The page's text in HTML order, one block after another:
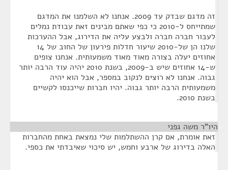
זה מדגם שבדק עד 2009. אנחנו לא השלמנו את המדגם
שמתייחס ל-2010 כי כפי שאתם מבינים זאת עבודת נמלים
לעבור חברה חברה ולבצע עליה את הדירוג, אבל ההערכות
שלנו הן של-2010 שיעור חדלות פירעון של החוב של 14
אחוזים יעלה בצורה מאוד מאוד משמעותית. אנחנו צופים
ש-14 אחוזים שיש ב-2009, בשנת 2010 יהיה עוד הרבה יותר
גבוה. אנחנו לא רוצים לנקוב במספר, אבל הוא יהיה
משמעותית הרבה יותר גבוה. יהיו חברות שייכנסו לקשיים
בשנת 2010.
היו"ר משה גפני
זאת אומרת, אם קרן ההשתלמות שלי נמצאת באחת מהחברות
האלה בדירוג של ארבע וחמש, יש סיכוי שאיבדתי את כספי.